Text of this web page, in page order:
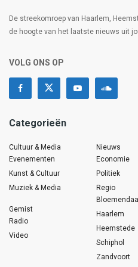
De streekomroep van Haarlem,
de hoogte van het laatste nieuws uit
VOLG ONS OP
Categorieën
Cultuur & Media
Evenementen
Kunst & Cultuur
Muziek & Media
Gemist
Radio
Video
Nieuws
Economie
Politiek
Regio
Bloemendaal
Haarlem
Heemstede
Schiphol
Zandvoort